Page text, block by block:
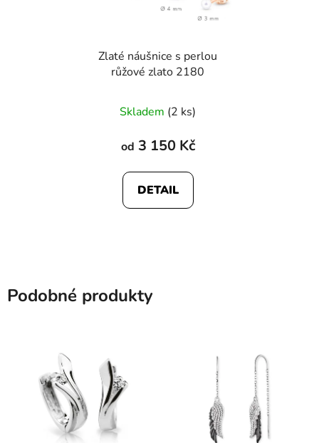
Zlaté náušnice s perlou
růžové zlato 2180
Skladem (2 ks)
od 3 150 Kč
DETAIL
Podobné produkty